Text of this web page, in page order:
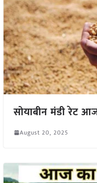
सोयाबीन मंडी रेट
August 20, 2025